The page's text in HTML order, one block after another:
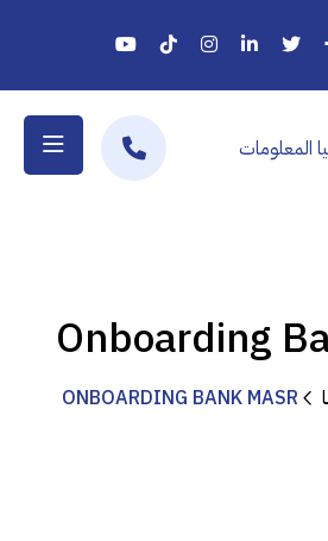
Onboarding
ONBOARDING BANK MASR